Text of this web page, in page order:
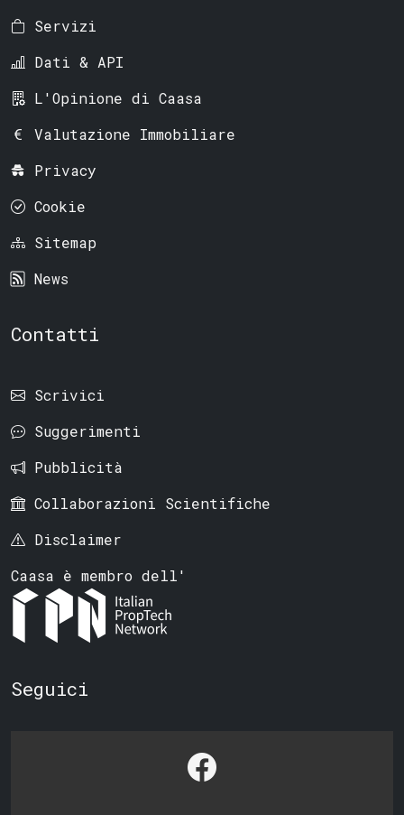
Servizi
Dati & API
L'Opinione di Caasa
Valutazione Immobiliare
Privacy
Cookie
Sitemap
News
Contatti
Scrivici
Suggerimenti
Pubblicità
Collaborazioni Scientifiche
Disclaimer
Caasa è membro dell'
Seguici